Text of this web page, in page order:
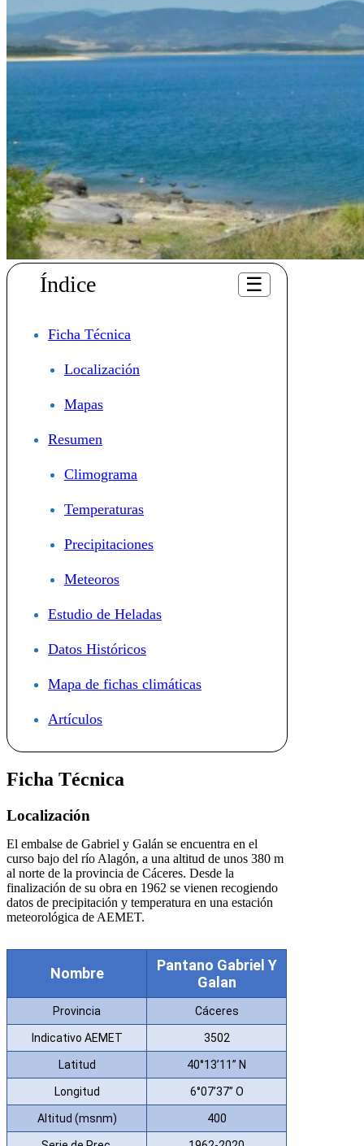
Índice ☰
Ficha Técnica
Localización
Mapas
Resumen
Climograma
Temperaturas
Precipitaciones
Meteoros
Estudio de Heladas
Datos Históricos
Mapa de fichas climáticas
Artículos
Ficha Técnica
Localización
El embalse de Gabriel y Galán se encuentra en el
curso bajo del río Alagón, a una altitud de unos 380 m
al norte de la provincia de Cáceres. Desde la
finalización de su obra en 1962 se vienen recogiendo
datos de precipitación y temperatura en una estación
meteorológica de AEMET.
Nombre
Pantano Gabriel Y
Galan
Provincia Cáceres
Indicativo AEMET 3502
Latitud 40°13’11” N
Longitud 6°07’37” O
Altitud (msnm) 400